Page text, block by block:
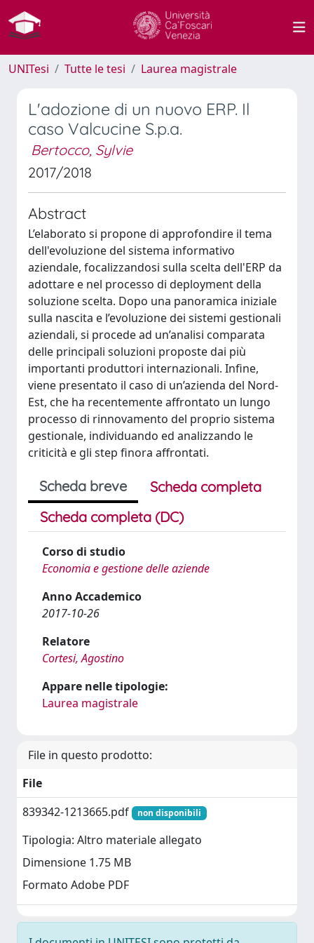
UNITesi Tutte le tesi Laurea magistrale
L'adozione di un nuovo ERP. Il
caso Valcucine S.p.a.
Bertocco, Sylvie
2017/2018
Abstract
L’elaborato si propone di approfondire il tema
dell'evoluzione del sistema informativo
aziendale, focalizzandosi sulla scelta dell'ERP da
adottare e nel processo di deployment della
soluzione scelta. Dopo una panoramica iniziale
sulla nascita e l’evoluzione dei sistemi gestionali
aziendali, si procede ad un’analisi comparata
delle principali soluzioni proposte dai più
importanti produttori internazionali. Infine,
viene presentato il caso di un’azienda del Nord-
Est, che ha recentemente affrontato un lungo
processo di rinnovamento del proprio sistema
gestionale, individuando ed analizzando le
criticità e gli step finora affrontati.
Scheda breve
Scheda completa
Scheda completa (DC)
Corso di studio
Economia e gestione delle aziende
Anno Accademico
2017-10-26
Relatore
Cortesi, Agostino
Appare nelle tipologie:
Laurea magistrale
File in questo prodotto:
File
839342-1213665.pdf
non disponibili
Tipologia: Altro materiale allegato
Dimensione 1.75 MB
Formato Adobe PDF